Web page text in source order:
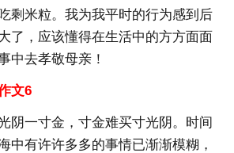
剩米粒。我为我平时的行为感到后
了，应该懂得在生活中的方方面面
中去孝敬母亲！
文6
阴一寸金，寸金难买寸光阴。时间
中有许许多多的事情已渐渐模糊，